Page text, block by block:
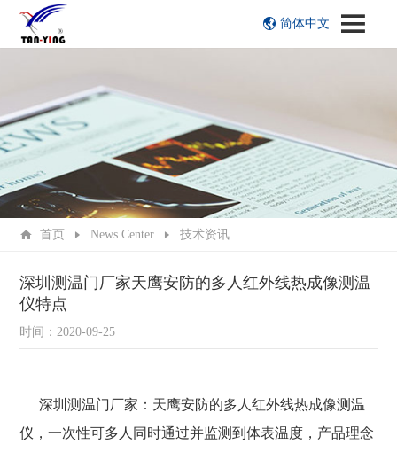
简体中文
首页 News Center 技术资讯
深圳测温门厂家天鹰安防的多人红外线热成像测温
仪特点
时间：2020-09-25
深圳测温门厂家：天鹰安防的多人红外线热成像测温
仪，一次性可多人同时通过并监测到体表温度，产品理念